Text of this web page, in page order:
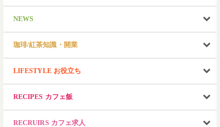
NEWS
珈琲/紅茶知識・開業
LIFESTYLE お役立ち
RECIPES カフェ飯
RECRUIRS カフェ求人